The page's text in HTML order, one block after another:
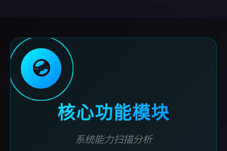
💿
核心功能模块
系统能力扫描分析